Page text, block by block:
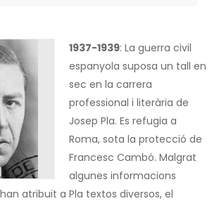
1937-1939: La guerra civil
espanyola suposa un tall en
sec en la carrera
professional i literària de
Josep Pla. Es refugia a
Roma, sota la protecció de
Francesc Cambó. Malgrat
algunes informacions
atribuït a Pla textos diversos, el